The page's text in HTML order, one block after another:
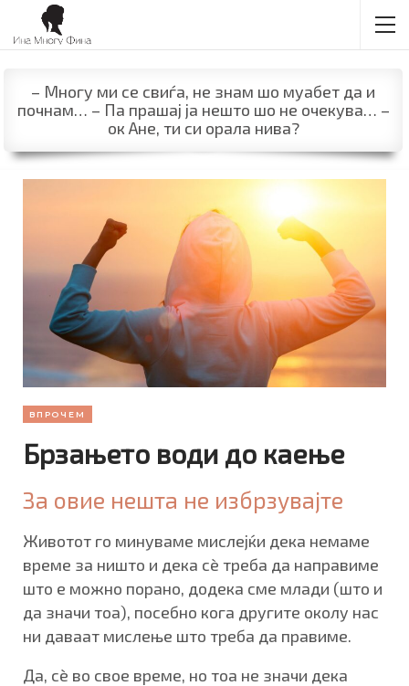
– Многу ми се свиѓа, не знам шо муабет да и
почнам… – Па прашај ја нешто шо не очекува… –
ок Ане, ти си орала нива?
ВПРОЧЕМ
Брзањето води до каење
За овие нешта не избрзувајте
Животот го минуваме мислејќи дека немаме
време за ништо и дека сè треба да направиме
што е можно порано, додека сме млади (што и
да значи тоа), посебно кога другите околу нас
ни даваат мислење што треба да правиме.
Да, сè во свое време, но тоа не значи дека